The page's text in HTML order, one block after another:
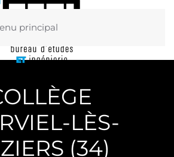
principal
LÈS-
(34)